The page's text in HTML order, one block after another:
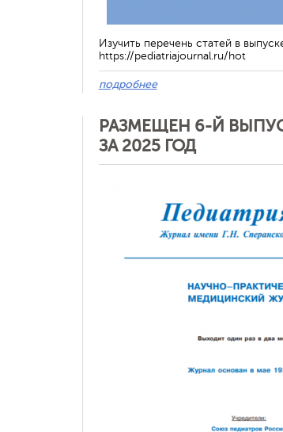
Изучить перечень статей в
https://pediatriajournal.ru/hot
подробнее
РАЗМЕЩЕН 6-Й
ЗА 2025 ГОД